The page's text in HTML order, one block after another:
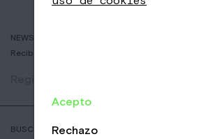
NEWSLETTER
Recibe historias de cafés delicosos y las últimas
BUSCADOR DE COFFESSHOPS
Acepto
Rechazo